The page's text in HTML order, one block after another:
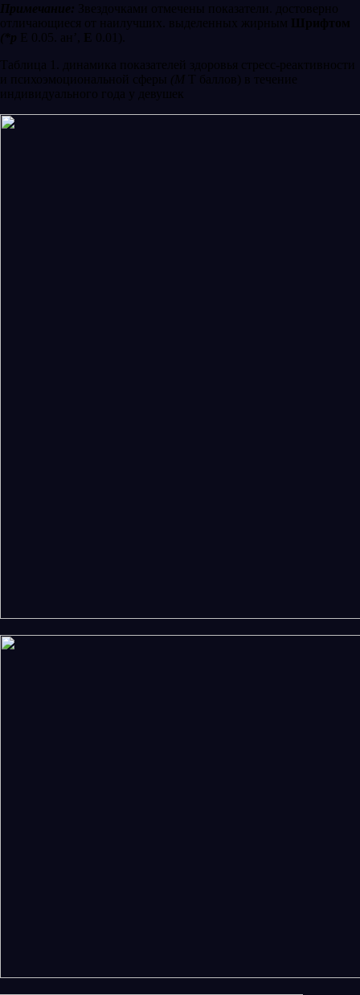
Примечание: Звездочками отмечены показатели. достоверно
отличающиеся от наилучших. выделенных жирным Шрифтом
(*р Е 0.05. ан’, Е 0.01).
Таблица 1. динамика показателей здоровья стресс-реактивности
и психоэмоциональной сферы (М Т баллов) в течение
индивидуального года у девушек